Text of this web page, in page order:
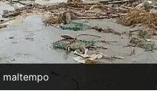
maltempo